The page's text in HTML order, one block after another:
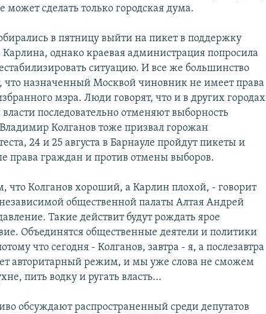
может сделать только городская дума.
в пятницу выйти на пикет в поддержку
однако краевая администрация попросила
ситуацию. И все же большинство
что назначенный Москвой чиновник не имеет права
мэра. Люди говорят, что и в других городах
последовательно отменяют выборность
Колганов тоже призвал горожан
24 и 25 августа в Барнауле пройдут пикеты и
права граждан и против отмены выборов.
что Колганов хороший, а Карлин плохой, - говорит
независимой общественной палаты Алтая Андрей
Такие действит будут рождать ярое
Объединятся общественные деятели и политики
что сегодня - Колганов, завтра - я, а послезавтра
авторитарный режим, и мы уже слова не сможем
пить водку и ругать власть...
обсуждают распространенный среди депутатов